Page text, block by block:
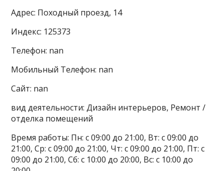
Адрес: Походный проезд, 14
Индекс: 125373
Телефон: nan
Мобильный Телефон: nan
Сайт: nan
вид деятельности: Дизайн интерьеров, Ремонт /
отделка помещений
Время работы: Пн: с 09:00 до 21:00, Вт: с 09:00 до
21:00, Ср: с 09:00 до 21:00, Чт: с 09:00 до 21:00, Пт: с
09:00 до 21:00, Сб: с 10:00 до 20:00, Вс: с 10:00 до